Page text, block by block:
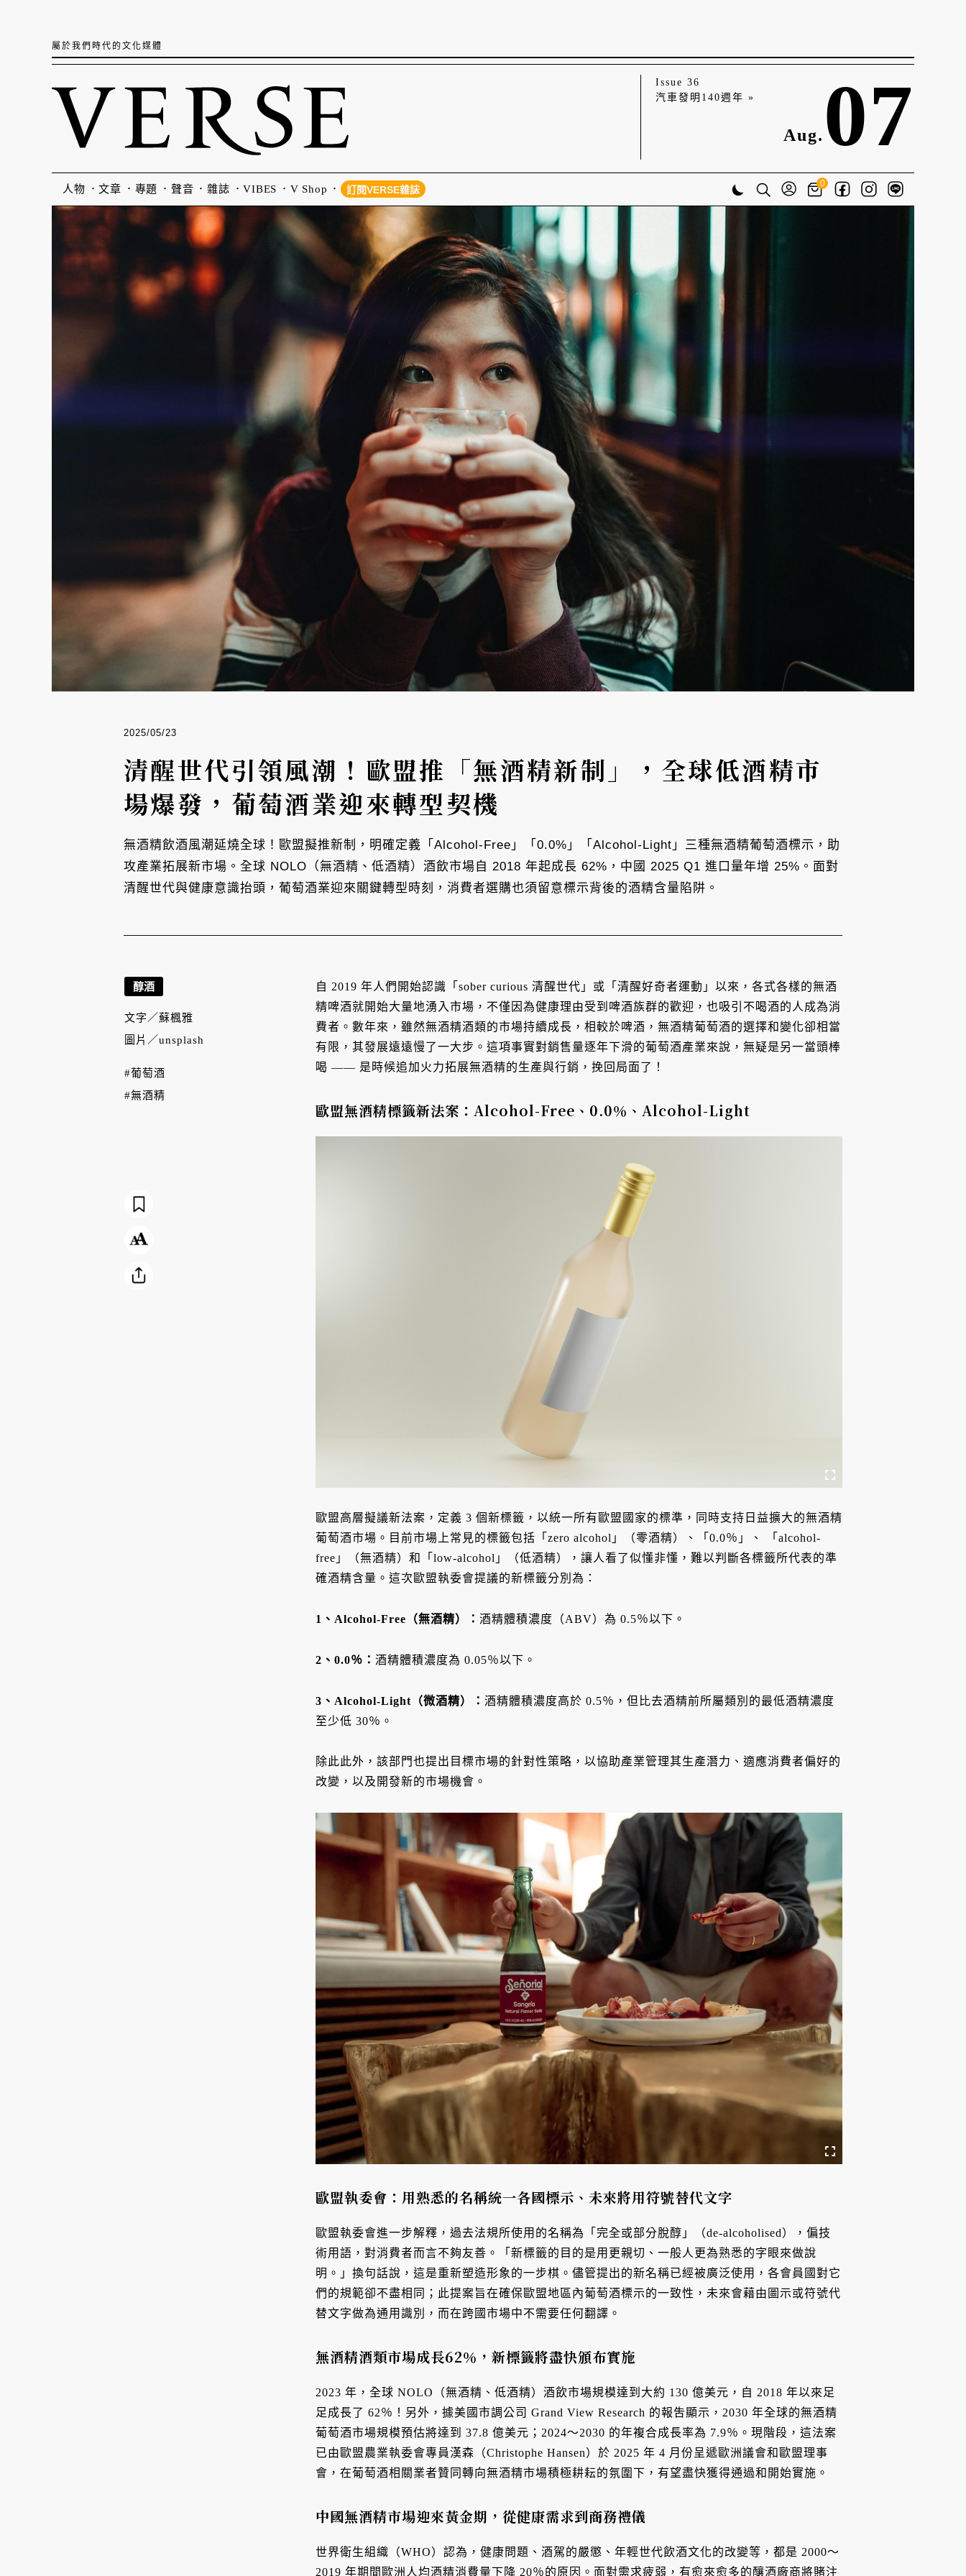
屬於我們時代的文化媒體
Issue 36
汽車發明140週年 »
Aug. 07
人物 文章 專題 聲音 雜誌 VIBES V Shop 訂閱VERSE雜誌
0
2025/05/23
清醒世代引領風潮！歐盟推「無酒精新制」，全球低酒精市
場爆發，葡萄酒業迎來轉型契機
無酒精飲酒風潮延燒全球！歐盟擬推新制，明確定義「Alcohol-Free」「0.0%」「Alcohol-Light」三種無酒精葡萄酒標示，助
攻產業拓展新市場。全球 NOLO（無酒精、低酒精）酒飲市場自 2018 年起成長 62%，中國 2025 Q1 進口量年增 25%。面對
清醒世代與健康意識抬頭，葡萄酒業迎來關鍵轉型時刻，消費者選購也須留意標示背後的酒精含量陷阱。
自 2019 年人們開始認識「sober curious 清醒世代」或「清醒好奇者運動」以來，各式各樣的無酒
精啤酒就開始大量地湧入市場，不僅因為健康理由受到啤酒族群的歡迎，也吸引不喝酒的人成為消
費者。數年來，雖然無酒精酒類的市場持續成長，相較於啤酒，無酒精葡萄酒的選擇和變化卻相當
有限，其發展遠遠慢了一大步。這項事實對銷售量逐年下滑的葡萄酒產業來說，無疑是另一當頭棒
喝 —— 是時候追加火力拓展無酒精的生產與行銷，挽回局面了！
歐盟無酒精標籤新法案：Alcohol-Free、0.0％、Alcohol-Light
歐盟高層擬議新法案，定義 3 個新標籤，以統一所有歐盟國家的標準，同時支持日益擴大的無酒精
葡萄酒市場。目前市場上常見的標籤包括「zero alcohol」（零酒精）、「0.0％」、 「alcohol-
free」（無酒精）和「low-alcohol」（低酒精），讓人看了似懂非懂，難以判斷各標籤所代表的準
確酒精含量。這次歐盟執委會提議的新標籤分別為：
1、Alcohol-Free（無酒精）： 酒精體積濃度（ABV）為 0.5％以下。
2、0.0％： 酒精體積濃度為 0.05％以下。
3、Alcohol-Light（微酒精）： 酒精體積濃度高於 0.5％，但比去酒精前所屬類別的最低酒精濃度
至少低 30％。
除此此外，該部門也提出目標市場的針對性策略，以協助產業管理其生產潛力、適應消費者偏好的
改變，以及開發新的市場機會。
歐盟執委會：用熟悉的名稱統一各國標示、未來將用符號替代文字
歐盟執委會進一步解釋，過去法規所使用的名稱為「完全或部分脫醇」（de-alcoholised），偏技
術用語，對消費者而言不夠友善。「新標籤的目的是用更親切、一般人更為熟悉的字眼來做說
明。」換句話說，這是重新塑造形象的一步棋。儘管提出的新名稱已經被廣泛使用，各會員國對它
們的規範卻不盡相同；此提案旨在確保歐盟地區內葡萄酒標示的一致性，未來會藉由圖示或符號代
替文字做為通用識別，而在跨國市場中不需要任何翻譯。
無酒精酒類市場成長62％，新標籤將盡快頒布實施
2023 年，全球 NOLO（無酒精、低酒精）酒飲市場規模達到大約 130 億美元，自 2018 年以來足
足成長了 62％！另外，據美國市調公司 Grand View Research 的報吿顯示，2030 年全球的無酒精
葡萄酒市場規模預估將達到 37.8 億美元；2024～2030 的年複合成長率為 7.9％。現階段，這法案
已由歐盟農業執委會專員漢森（Christophe Hansen）於 2025 年 4 月份呈遞歐洲議會和歐盟理事
會，在葡萄酒相關業者贊同轉向無酒精市場積極耕耘的氛圍下，有望盡快獲得通過和開始實施。
中國無酒精市場迎來黃金期，從健康需求到商務禮儀
世界衛生組織（WHO）認為，健康問題、酒駕的嚴懲、年輕世代飲酒文化的改變等，都是 2000～
2019 年期間歐洲人均酒精消費量下降 20％的原因。面對需求疲弱，有愈來愈多的釀酒廠商將賭注
醇酒
文字／蘇楓雅
圖片／unsplash
#葡萄酒
#無酒精